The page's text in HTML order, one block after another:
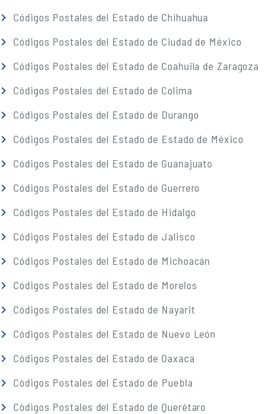
Códigos Postales del Estado de Chihuahua
Códigos Postales del Estado de Ciudad de México
Códigos Postales del Estado de Coahuila de Zaragoza
Códigos Postales del Estado de Colima
Códigos Postales del Estado de Durango
Códigos Postales del Estado de Estado de México
Códigos Postales del Estado de Guanajuato
Códigos Postales del Estado de Guerrero
Códigos Postales del Estado de Hidalgo
Códigos Postales del Estado de Jalisco
Códigos Postales del Estado de Michoacán
Códigos Postales del Estado de Morelos
Códigos Postales del Estado de Nayarit
Códigos Postales del Estado de Nuevo León
Códigos Postales del Estado de Oaxaca
Códigos Postales del Estado de Puebla
Códigos Postales del Estado de Querétaro